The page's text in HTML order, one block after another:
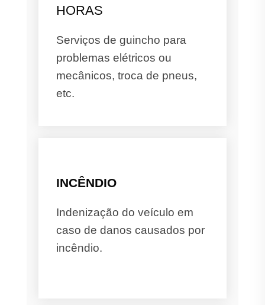
HORAS
Serviços de guincho para
problemas elétricos ou
mecânicos, troca de pneus,
etc.
INCÊNDIO
Indenização do veículo em
caso de danos causados por
incêndio.